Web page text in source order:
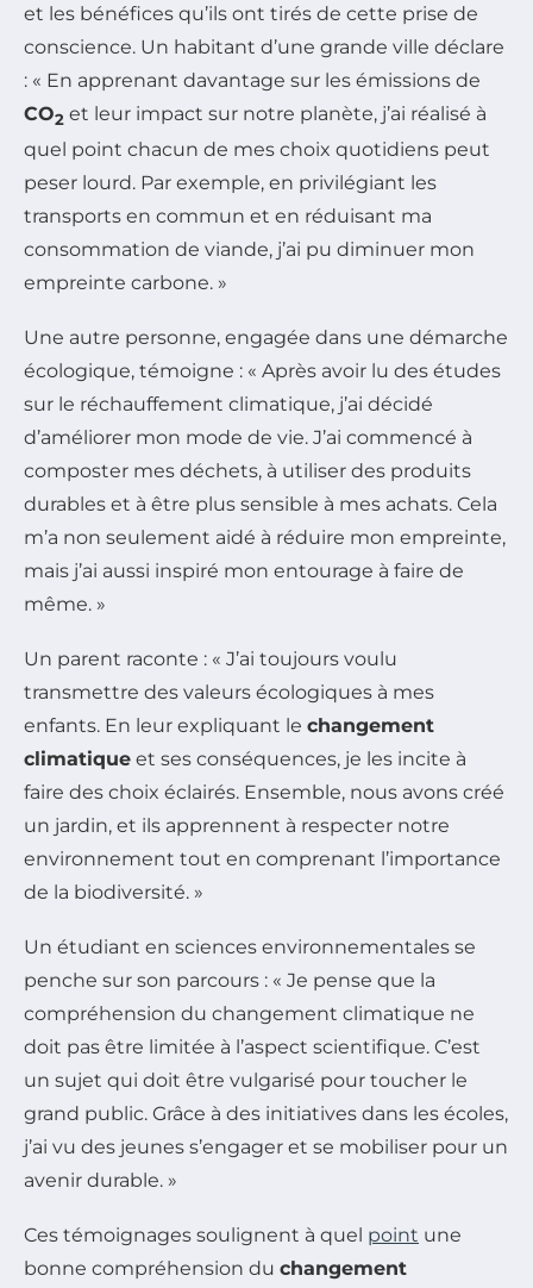
et les bénéfices qu’ils ont tirés de cette prise de
conscience. Un habitant d’une grande ville déclare
: « En apprenant davantage sur les émissions de
CO2 et leur impact sur notre planète, j’ai réalisé à
quel point chacun de mes choix quotidiens peut
peser lourd. Par exemple, en privilégiant les
transports en commun et en réduisant ma
consommation de viande, j’ai pu diminuer mon
empreinte carbone. »
Une autre personne, engagée dans une démarche
écologique, témoigne : « Après avoir lu des études
sur le réchauffement climatique, j’ai décidé
d’améliorer mon mode de vie. J’ai commencé à
composter mes déchets, à utiliser des produits
durables et à être plus sensible à mes achats. Cela
m’a non seulement aidé à réduire mon empreinte,
mais j’ai aussi inspiré mon entourage à faire de
même. »
Un parent raconte : « J’ai toujours voulu
transmettre des valeurs écologiques à mes
enfants. En leur expliquant le changement
climatique et ses conséquences, je les incite à
faire des choix éclairés. Ensemble, nous avons créé
un jardin, et ils apprennent à respecter notre
environnement tout en comprenant l’importance
de la biodiversité. »
Un étudiant en sciences environnementales se
penche sur son parcours : « Je pense que la
compréhension du changement climatique ne
doit pas être limitée à l’aspect scientifique. C’est
un sujet qui doit être vulgarisé pour toucher le
grand public. Grâce à des initiatives dans les écoles,
j’ai vu des jeunes s’engager et se mobiliser pour un
avenir durable. »
Ces témoignages soulignent à quel point une
bonne compréhension du changement